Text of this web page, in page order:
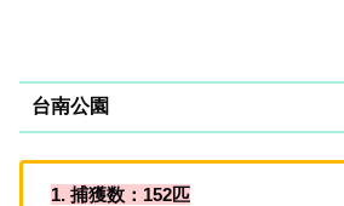
台南公園
1. 捕獲数：152匹